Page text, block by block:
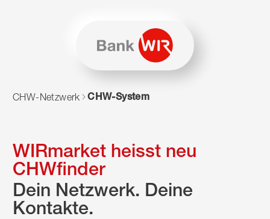
Zum Navigieren dieser Seite wird JavaScript benötigt.
CHW-Netzwerk CHW-System
WIRmarket heisst neu
CHWfinder
Dein Netzwerk. Deine
Kontakte.